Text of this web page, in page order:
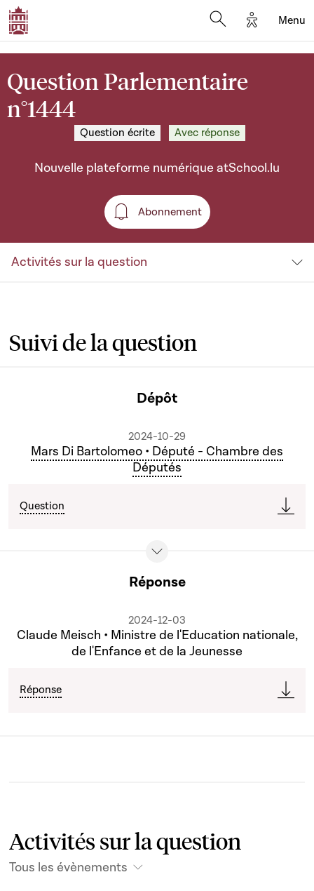
Options
Menu
Question Parlementaire
n°1444
Question écrite Avec réponse
Nouvelle plateforme numérique atSchool.lu
Abonnement
Abonnement
Activités sur la question
Suivi de la question
Dépôt
2024-10-29
Mars Di Bartolomeo • Député - Chambre des
Députés
Question
Réponse
2024-12-03
Claude Meisch • Ministre de l'Education nationale,
de l'Enfance et de la Jeunesse
Réponse
Activités sur la question
Tous les évènements